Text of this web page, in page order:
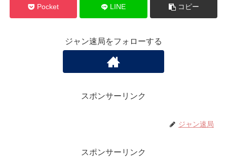
Pocket LINE コピー
ジャン速局をフォローする
スポンサーリンク
ジャン速局
スポンサーリンク